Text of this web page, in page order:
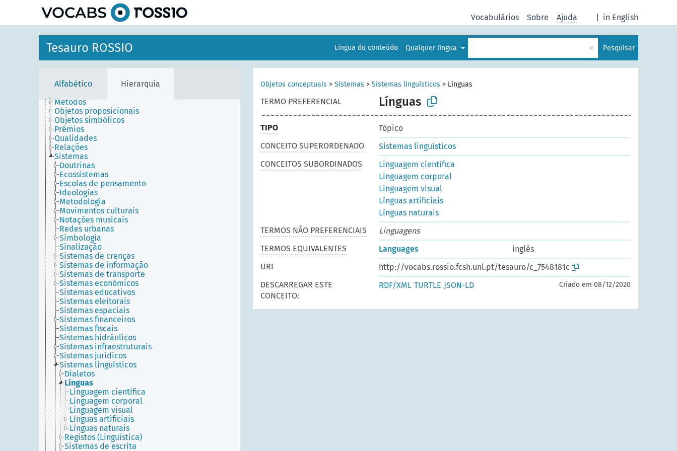
in English
Vocabulários Sobre Ajuda
Tesauro ROSSIO Língua do conteúdo Qualquer língua × Pesquisar
Alfabético Hierarquia
Agentes
Entidades temporais
Objetos conceptuais
Disciplinas
Métodos
Objetos proposicionais
Objetos simbólicos
Prémios
Qualidades
Relações
Sistemas
Doutrinas
Ecossistemas
Escolas de pensamento
Ideologias
Metodologia
Movimentos culturais
Notações musicais
Redes urbanas
Simbologia
Sinalização
Sistemas de crenças
Sistemas de informação
Sistemas de transporte
Sistemas económicos
Sistemas educativos
Sistemas eleitorais
Sistemas espaciais
Sistemas financeiros
Sistemas fiscais
Sistemas hidráulicos
Sistemas infraestruturais
Sistemas jurídicos
Sistemas linguísticos
Dialetos
Línguas
Linguagem científica
Linguagem corporal
Linguagem visual
Línguas artificiais
Línguas naturais
Registos (Linguística)
Sistemas de escrita
Objetos conceptuais > Sistemas > Sistemas linguísticos > Línguas
TERMO PREFERENCIAL Línguas
TIPO
Tópico
CONCEITO SUPERORDENADO
Sistemas linguísticos
CONCEITOS SUBORDINADOS
Linguagem científica
Linguagem corporal
Linguagem visual
Línguas artificiais
Línguas naturais
TERMOS NÃO PREFERENCIAIS
Linguagens
TERMOS EQUIVALENTES
Languages
inglês
URI
http://vocabs.rossio.fcsh.unl.pt/tesauro/c_7548181c
DESCARREGAR ESTE
CONCEITO:
RDF/XML TURTLE JSON-LD Criado em 08/12/2020